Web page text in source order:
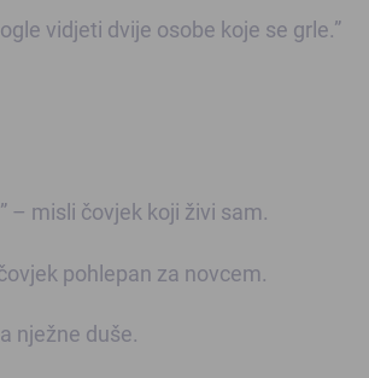
vidjeti dvije osobe koje se grle.”
– misli čovjek koji živi sam.
pohlepan za novcem.
nježne duše.